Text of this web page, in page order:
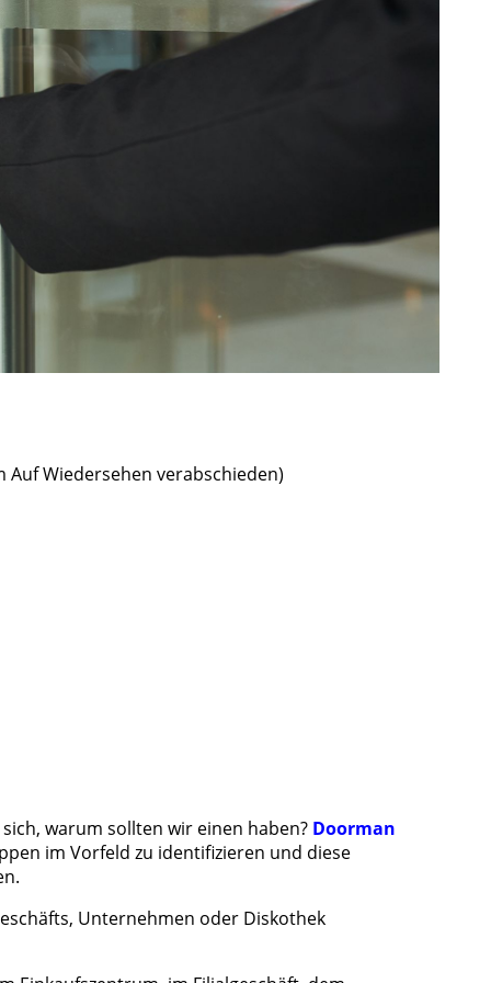
Wiedersehen verabschieden)
warum sollten wir einen haben? Doorman
im Vorfeld zu identifizieren und diese
Unternehmen oder Diskothek